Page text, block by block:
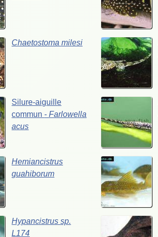
Chaetostomamilesi
Silure-aiguille
commun-Farlowella
acus
Hemiancistrus
guahiborum
Hypancistrussp.
L174